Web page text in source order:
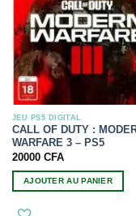
JEU PS5 DIGITAL
CALL OF DUTY :
WARFARE 3 – PS5
20000 CFA
AJOUTER AU PANIER